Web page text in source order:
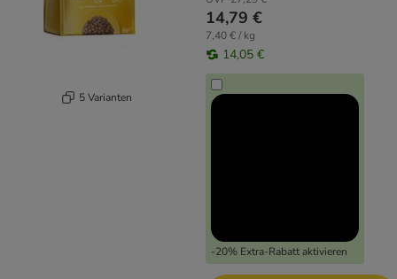
5 Varianten
14,79 €
7,40 € / kg
14,05 €
-20% Extra-Rabatt aktivieren